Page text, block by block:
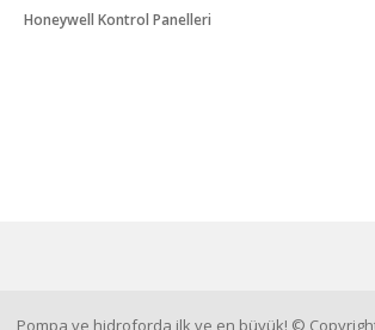
Honeywell Kontrol Panelleri